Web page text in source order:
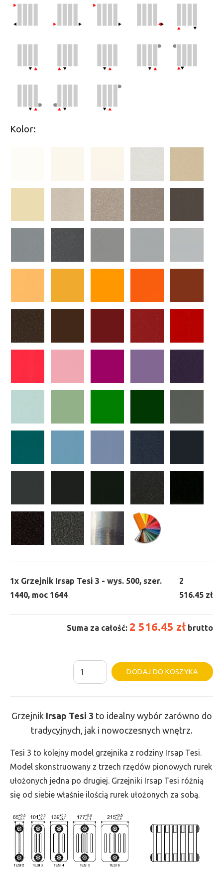
Kolor:
1x Grzejnik Irsap Tesi 3 - wys. 500, szer.
1440, moc 1644
2
516.45 zł
Suma za całość: 2 516.45 zł brutto
ilość
Grzejnik
-
wys.
500,
szer.
1440,
1644
DODAJ DO KOSZYKA
Grzejnik Irsap Tesi 3 to idealny wybór zarówno do
tradycyjnych, jak i nowoczesnych wnętrz.
Tesi 3 to kolejny model grzejnika z rodziny Irsap Tesi.
Model skonstruowany z trzech rzędów pionowych rurek
ułożonych jedna po drugiej. Grzejniki Irsap Tesi różnią
się od siebie właśnie ilością rurek ułożonych za sobą.